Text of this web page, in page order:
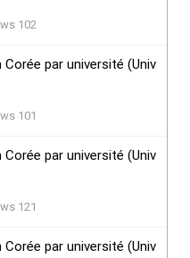
102
par université (Univ
101
par université (Univ
121
par université (Univ